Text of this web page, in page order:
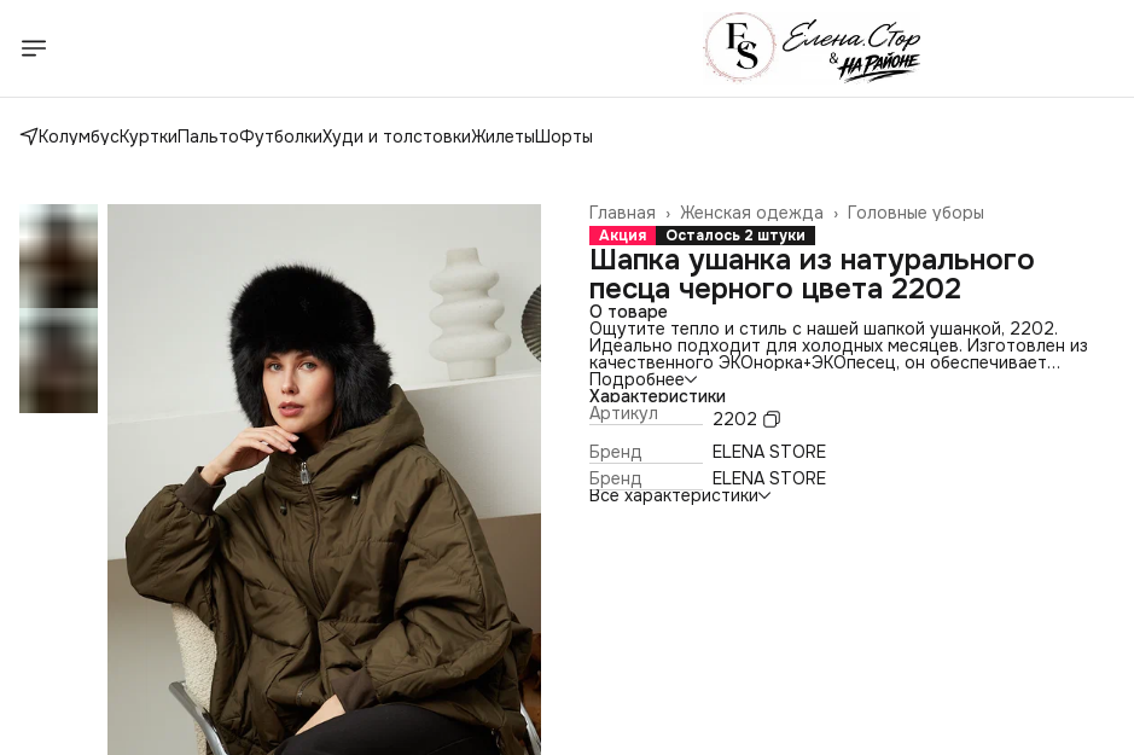
КолумбусКурткиПальтоФутболкиХуди и толстовкиЖилетыШорты
Головные уборы
Женская одежда ›
Главная ›
Акция Осталось 2 штуки
Шапка ушанка из натурального
песца черного цвета 2202
О товаре
Ощутите тепло и стиль с нашей шапкой ушанкой, 2202.
Идеально подходит для холодных месяцев. Изготовлен из
качественного ЭКОнорка+ЭКОпесец, он обеспечивает
исключительный комфорт и долговечность. Наш головной
убор подходит для различных случаев - будь то прогулка по
городу или поход на работу. Он универсален и легко
сочетается с различными стилями одежды. Будьте уверены в
своем выборе - этот головной убор не только согреет вас в
холодные дни, но и добавит изюминку в ваш образ
Подробнее
Характеристики
Артикул
2202
Бренд
ELENA STORE
Бренд
ELENA STORE
Все характеристики